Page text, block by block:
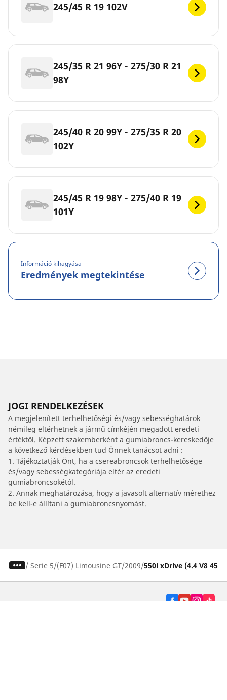
245/45 R 19 102V
245/35 R 21 96Y - 275/30 R 21
98Y
245/40 R 20 99Y - 275/35 R 20
102Y
245/45 R 19 98Y - 275/40 R 19
101Y
Információ kihagyása
Eredmények megtekintése
JOGI RENDELKEZÉSEK
A megjelenített terhelhetőségi és/vagy sebességhatárok
némileg eltérhetnek a jármű címkéjén megadott eredeti
értéktől. Képzett szakemberként a gumiabroncs-kereskedője
a következő kérdésekben tud Önnek tanácsot adni :
1. Tájékoztatják Önt, ha a csereabroncsok terhelhetősége
és/vagy sebességkategóriája eltér az eredeti
gumiabroncsokétól.
2. Annak meghatározása, hogy a javasolt alternatív mérethez
be kell-e állítani a gumiabroncsnyomást.
/ Serie 5 (F07) Limousine GT 2009 550i xDrive (4.4 V8 450)